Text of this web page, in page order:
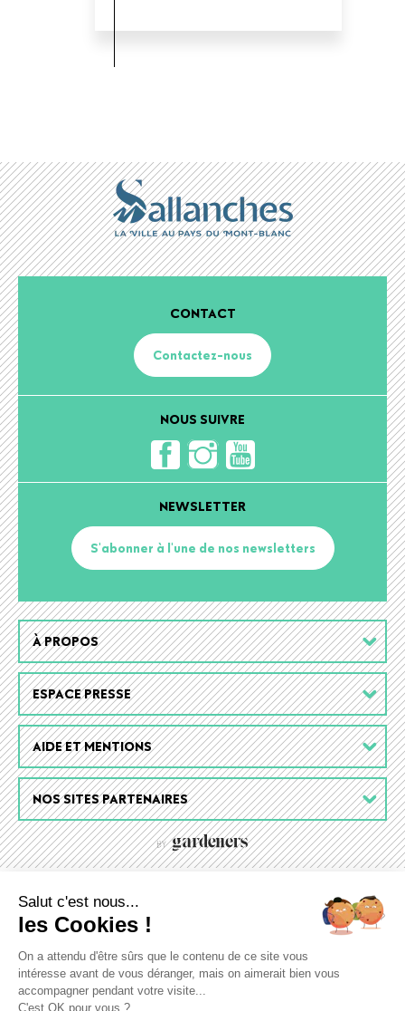
CONTACT
Contactez-nous
NOUS SUIVRE
NEWSLETTER
S'abonner à l'une de nos newsletters
Footer
menu
À PROPOS
ESPACE PRESSE
AIDE ET MENTIONS
NOS SITES PARTENAIRES
Salut c'est nous...
les Cookies !
On a attendu d'être sûrs que le contenu de ce site vous
intéresse avant de vous déranger, mais on aimerait bien vous
accompagner pendant votre visite...
C'est OK pour vous ?